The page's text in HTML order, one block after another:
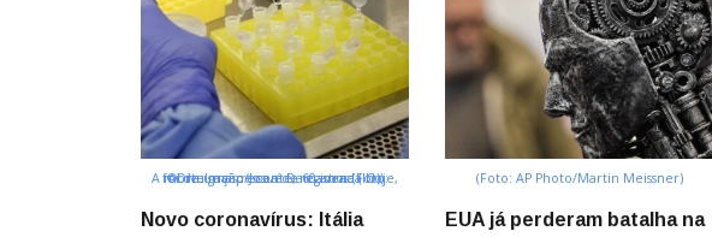
A morte mais recente, registrada hoje, foi de uma pessoa de 60 anos (Foto: ©Divulgação/Josué Damacena (IO))
Novo coronavírus: Itália
(Foto: AP Photo/Martin Meissner)
EUA já perderam batalha na